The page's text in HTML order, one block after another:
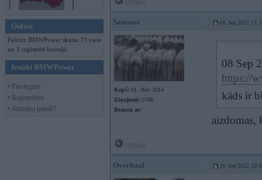
Online
Pašreiz BMWPower skatās 73 viesi
un 5 reģistrēti lietotāji.
Ienākt BMWPower
• Pieslēgties
• Reģistrēties
• Aizmirsi paroli?
Samsasi 08. Sep 2022,
Kopš: 01. Nov 2014
Ziņojumi: 5706
Braucu ar:
08 Sep
https://
kāds ir
aizdomas,
Overhaul 16. Sep 2022,